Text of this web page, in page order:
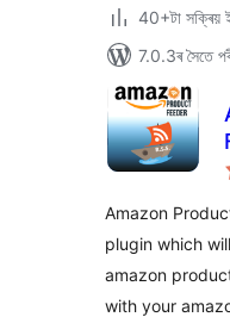
40+টা সক্ৰিয়
7.0.3ৰ সৈতে
Amazon
plugin which
amazon
with your